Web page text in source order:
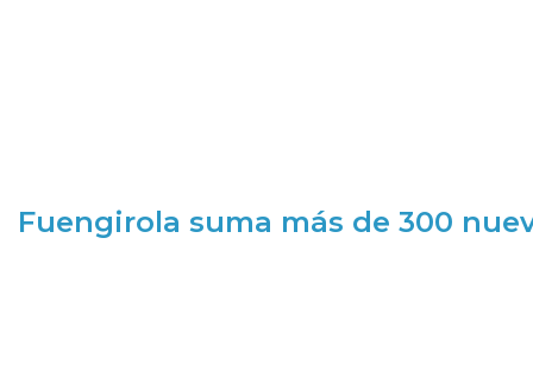
Fuengirola suma más de 300